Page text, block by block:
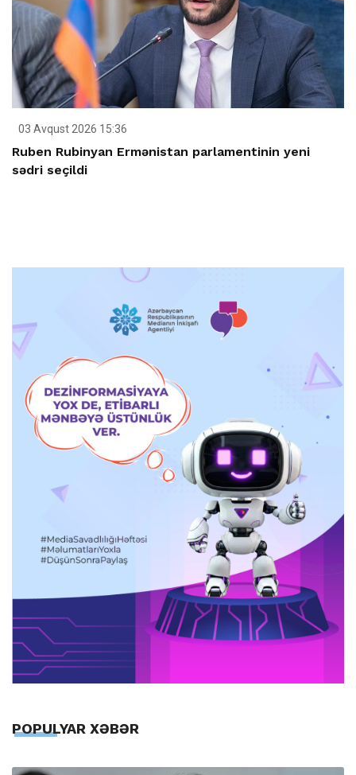
03 Avqust 2026 15:36
Ruben Rubinyan Ermənistan parlamentinin yeni
sədri seçildi
POPULYAR XƏBƏR